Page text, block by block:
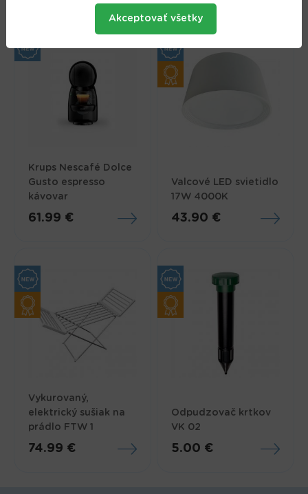
Krups Nescafé Dolce
Gusto espresso
kávovar
61.99 €
Valcové LED svietidlo
17W 4000K
43.90 €
Vykurovaný,
elektrický sušiak na
prádlo FTW 1
74.99 €
Odpudzovač krtkov
VK 02
5.00 €
Akceptovať všetky